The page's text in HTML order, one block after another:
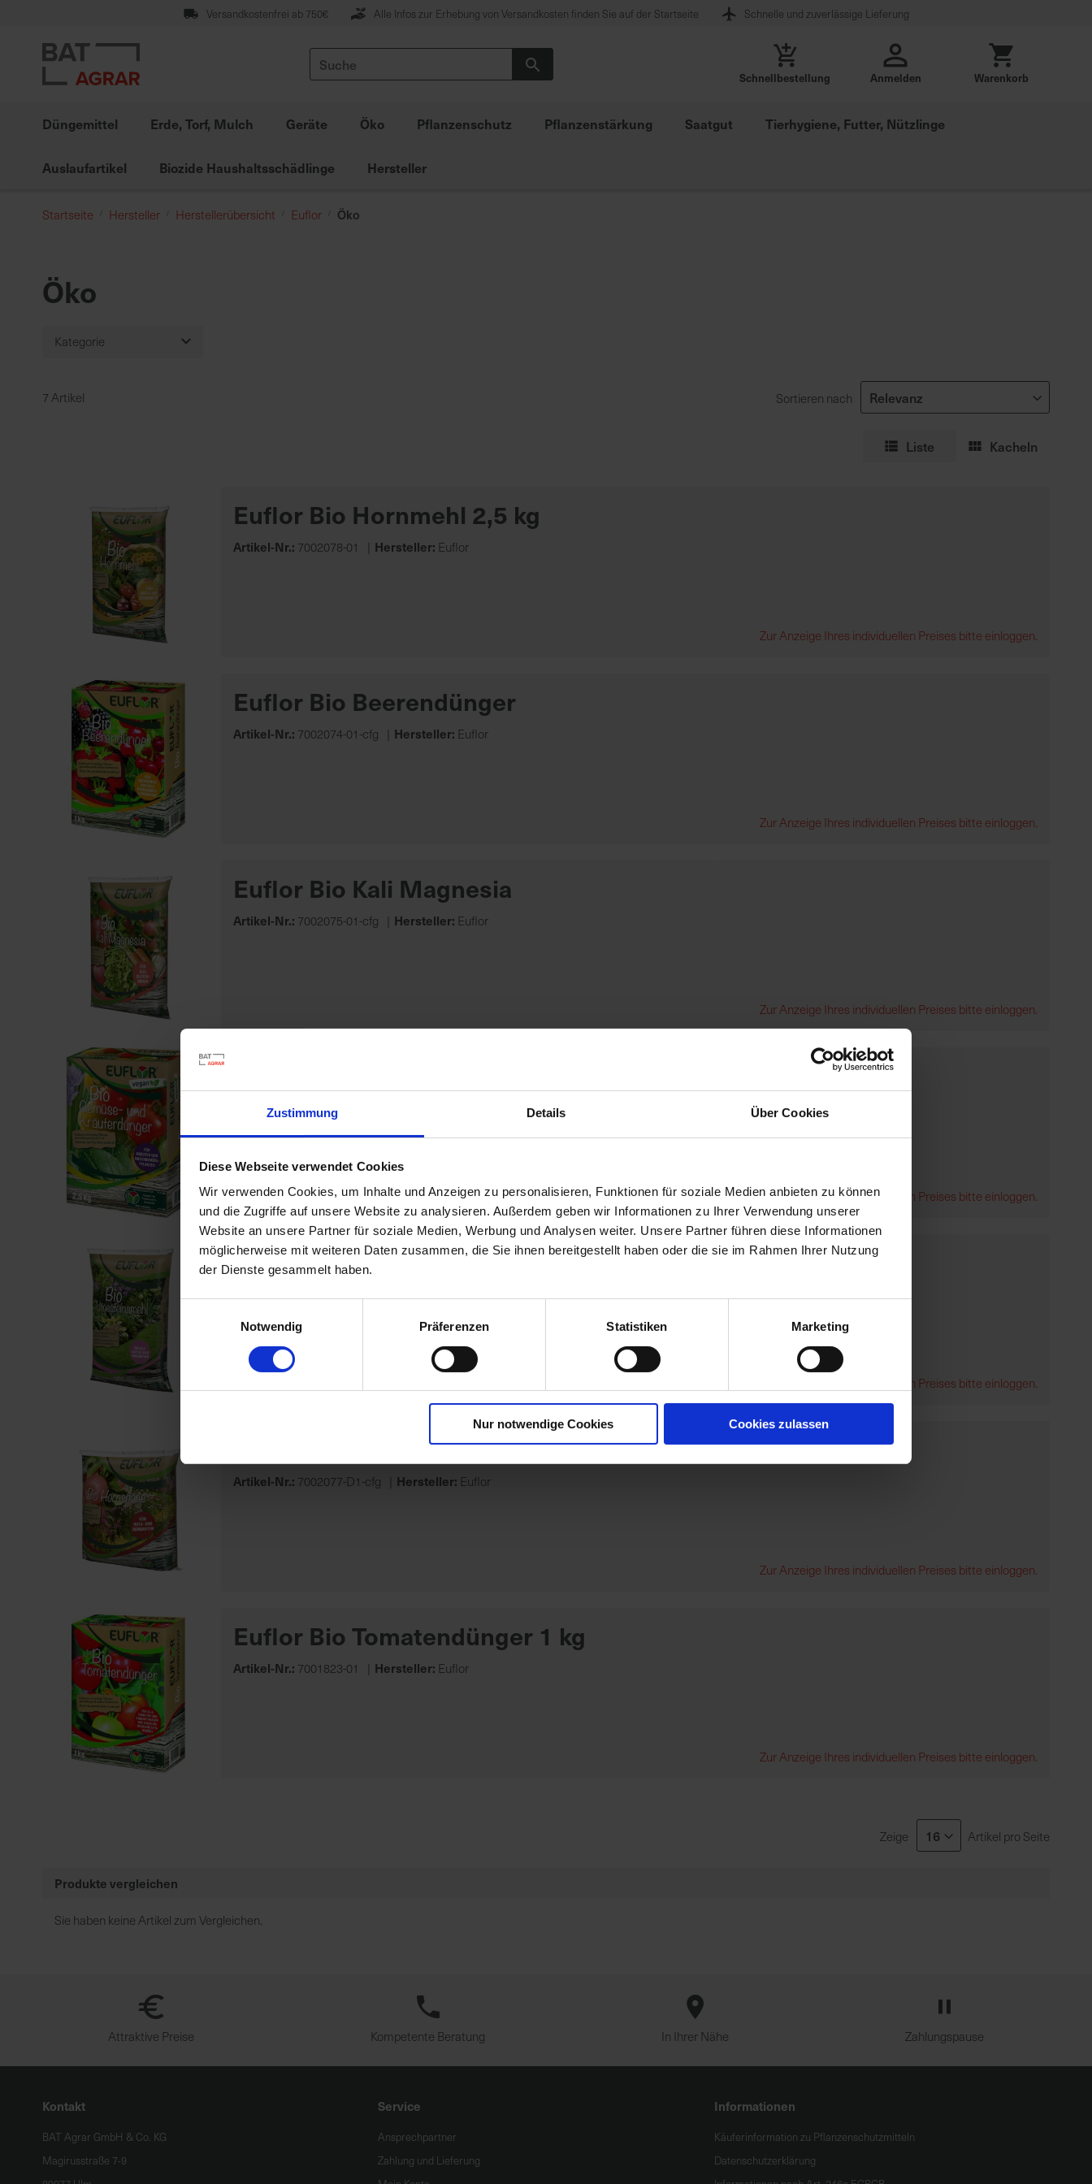
Zustimmung Details Über Cookies
Diese Webseite verwendet Cookies
Wir verwenden Cookies, um Inhalte und Anzeigen zu personalisieren, Funktionen für soziale Medien anbieten zu können
und die Zugriffe auf unsere Website zu analysieren. Außerdem geben wir Informationen zu Ihrer Verwendung unserer
Website an unsere Partner für soziale Medien, Werbung und Analysen weiter. Unsere Partner führen diese Informationen
möglicherweise mit weiteren Daten zusammen, die Sie ihnen bereitgestellt haben oder die sie im Rahmen Ihrer Nutzung
der Dienste gesammelt haben.
Notwendig
Präferenzen Statistiken Marketing
Nur notwendige Cookies Cookies zulassen
springen
Versandkostenfrei ab 750€ Alle Infos zur Erhebung von Versandkosten finden Sie auf der Startseite Schnelle und zuverlässige Lieferung
Suche
Schnellbestellung Anmelden Warenkorb
Düngemittel Erde, Torf, Mulch Geräte Öko Pflanzenschutz Pflanzenstärkung Saatgut Tierhygiene, Futter, Nützlinge
Auslaufartikel Biozide Haushaltsschädlinge Hersteller
Startseite Hersteller Herstellerübersicht Euflor Öko
Öko
Kategorie
Düngemittel
Erde, Torf, Mulch
Pflanzenschutz
Ardapcare
Ballistol
7 Artikel Sortieren nach
Liste Kacheln
Euflor Bio Hornmehl 2,5 kg
Artikel-Nr.: 7002078-01 Hersteller: Euflor
Zur Anzeige Ihres individuellen Preises bitte einloggen.
Euflor Bio Beerendünger
Artikel-Nr.: 7002074-01-cfg Hersteller: Euflor
Zur Anzeige Ihres individuellen Preises bitte einloggen.
Euflor Bio Kali Magnesia
Artikel-Nr.: 7002075-01-cfg Hersteller: Euflor
Zur Anzeige Ihres individuellen Preises bitte einloggen.
Artikel-Nr.:7002073-02-cfg
Zur Anzeige Ihres individuellen Preises bitte einloggen.
Euflor Bio Urgesteinsmehl 10 kg
7002076-01 Euflor
Zur Anzeige Ihres individuellen Preises bitte einloggen.
Euflor Bio Hornspäne
Artikel-Nr.: 7002077-D1-cfg Hersteller: Euflor
Zur Anzeige Ihres individuellen Preises bitte einloggen.
Euflor Bio Tomatendünger 1 kg
Artikel-Nr.: 7001823-01 Hersteller: Euflor
Zur Anzeige Ihres individuellen Preises bitte einloggen.
Zeige Artikel pro Seite
Produkte vergleichen
Sie haben keine Artikel zum Vergleichen.
Attraktive Preise Kompetente Beratung In Ihrer Nähe Zahlungspause
Kontakt
BAT Agrar GmbH & Co. KG
Magirusstraße 7-9
Service
Ansprechpartner
Zahlung und Lieferung
Informationen
Käuferinformation zu Pflanzenschutzmitteln
Datenschutzerklärung